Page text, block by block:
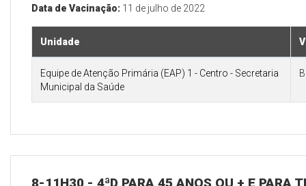
Data de Vacinação: 11 de julho de 2022
Unidade
Equipe de Atenção Primária (EAP) 1 - Centro - Secretaria
Municipal da Saúde